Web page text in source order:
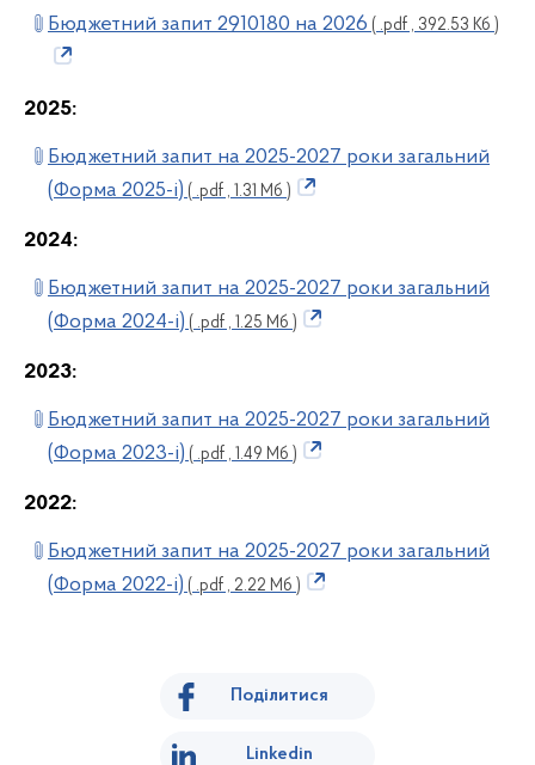
Бюджетний запит 2910180 на 2026 ( .pdf , 392.53 Кб )
2025:
Бюджетний запит на 2025-2027 роки загальний
(Форма 2025-і) ( .pdf , 1.31 Мб )
2024:
Бюджетний запит на 2025-2027 роки загальний
(Форма 2024-і) ( .pdf , 1.25 Мб )
2023:
Бюджетний запит на 2025-2027 роки загальний
(Форма 2023-і) ( .pdf , 1.49 Мб )
2022:
Бюджетний запит на 2025-2027 роки загальний
(Форма 2022-і) ( .pdf , 2.22 Мб )
Поділитися
Linkedin